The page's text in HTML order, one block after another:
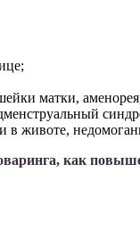
матки,
животе,
как